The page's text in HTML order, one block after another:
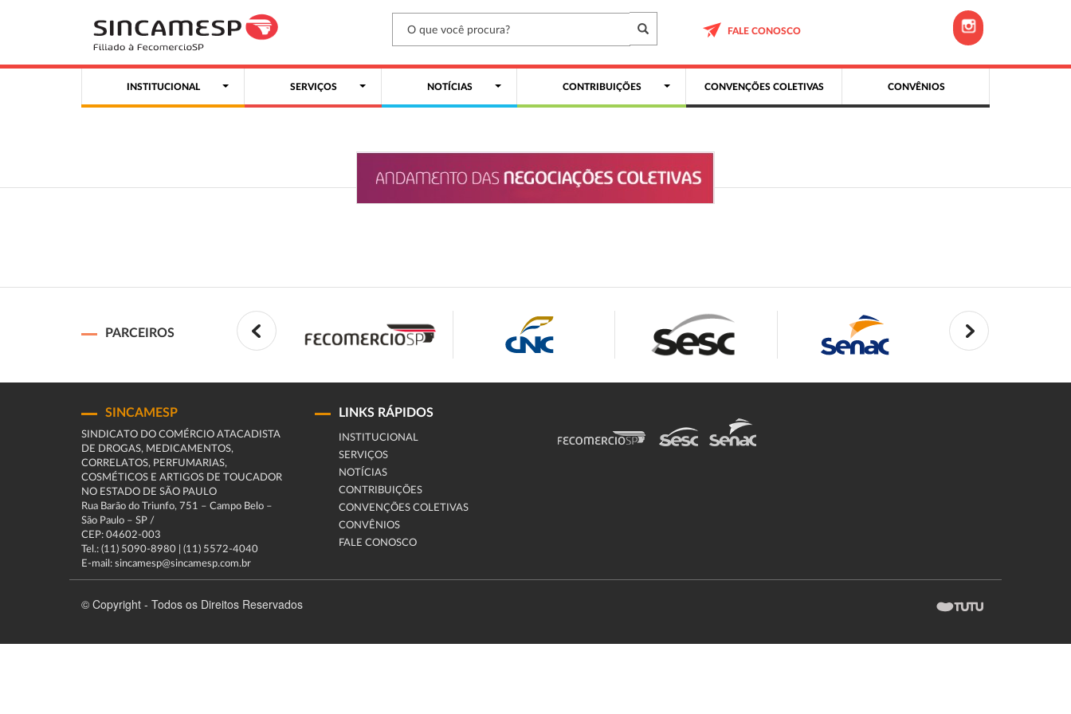
FALE CONOSCO
INSTITUCIONAL SERVIÇOS NOTÍCIAS CONTRIBUIÇÕES CONVENÇÕES COLETIVAS CONVÊNIOS
PARCEIROS
SINCAMESP
SINDICATO DO COMÉRCIO ATACADISTA
DE DROGAS, MEDICAMENTOS,
CORRELATOS, PERFUMARIAS,
COSMÉTICOS E ARTIGOS DE TOUCADOR
NO ESTADO DE SÃO PAULO
Rua Barão do Triunfo, 751 – Campo Belo –
São Paulo – SP /
CEP: 04602-003
Tel.: (11) 5090-8980 | (11) 5572-4040
E-mail: sincamesp@sincamesp.com.br
LINKS RÁPIDOS
INSTITUCIONAL
SERVIÇOS
NOTÍCIAS
CONTRIBUIÇÕES
CONVENÇÕES COLETIVAS
CONVÊNIOS
FALE CONOSCO
© Copyright - Todos os Direitos Reservados